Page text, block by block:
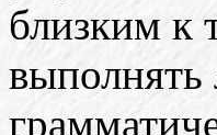
близким к
выполнять